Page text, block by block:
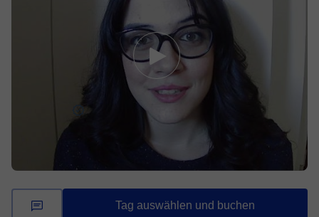
5,0 (14)
Bietet kostenlose Probezeit 20 €/
Tag auswählen und buchen